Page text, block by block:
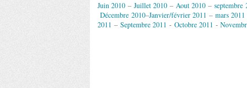
Juin 2010 – Juillet 2010 – Aout 2010 – septembre
Décembre 2010–Janvier/février 2011 – mars 2011
2011 – Septembre 2011 - Octobre 2011 -